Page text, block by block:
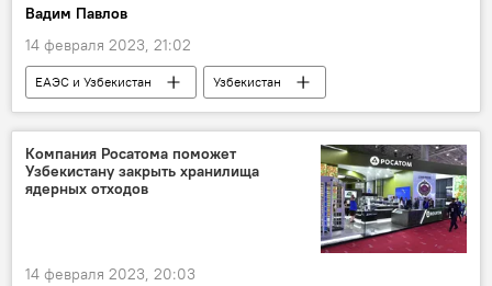
Вадим Павлов
14 февраля 2023, 21:02
ЕАЭС и Узбекистан
Узбекистан
ЕАЭС
Узбекистан и ЕАЭС: перспективы возможной интеграции
Россия
Компания Росатома поможет
Узбекистану закрыть хранилища
ядерных отходов
14 февраля 2023, 20:03